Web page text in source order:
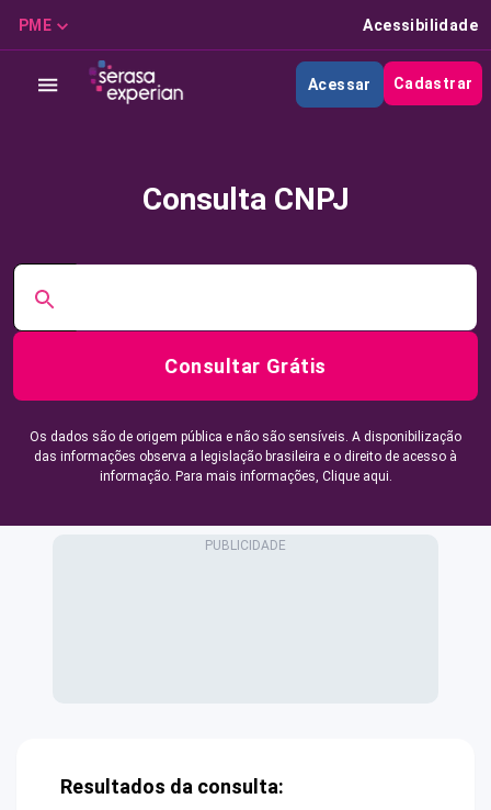
PME Acessibilidade
Acessar Cadastrar
Consulta CNPJ
Consultar Grátis
Os dados são de origem pública e não são sensíveis. A disponibilização
das informações observa a legislação brasileira e o direito de acesso à
informação. Para mais informações, Clique aqui.
Resultados da consulta: